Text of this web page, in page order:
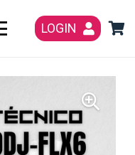
LOGIN